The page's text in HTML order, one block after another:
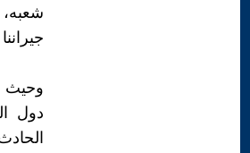
شعبه،
وحيث
دول